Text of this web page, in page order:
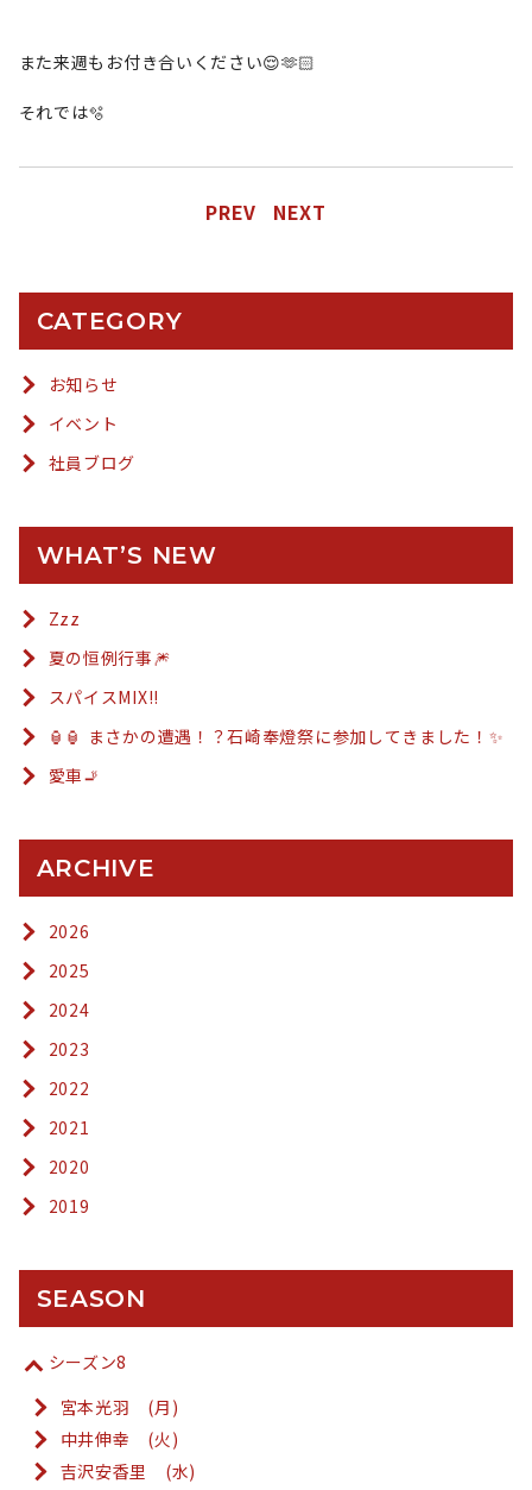
また来週もお付き合いください😌🫶🏻
それでは🫧
PREV NEXT
CATEGORY
お知らせ
イベント
社員ブログ
WHAT’S NEW
Zzz
夏の恒例行事🎆
スパイスMIX!!
🏮🏮 まさかの遭遇！？石崎奉燈祭に参加してきました！✨
愛車🚬
ARCHIVE
2026
2025
2024
2023
2022
2021
2020
2019
SEASON
シーズン8
宮本光羽 (月)
中井伸幸 (火)
吉沢安香里 (水)